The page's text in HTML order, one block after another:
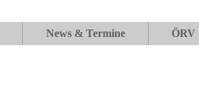
News & Termine ÖRV